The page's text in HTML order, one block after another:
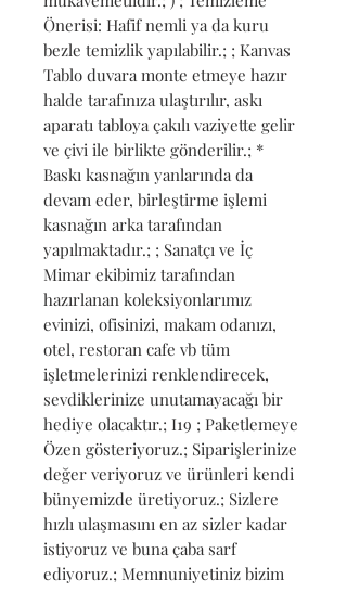
Önerisi: Hafif nemli ya da kuru
bezle temizlik yapılabilir.; ; Kanvas
Tablo duvara monte etmeye hazır
halde tarafınıza ulaştırılır, askı
aparatı tabloya çakılı vaziyette gelir
ve çivi ile birlikte gönderilir.; *
Baskı kasnağın yanlarında da
devam eder, birleştirme işlemi
kasnağın arka tarafından
yapılmaktadır.; ; Sanatçı ve İç
Mimar ekibimiz tarafından
hazırlanan koleksiyonlarımız
evinizi, ofisinizi, makam odanızı,
otel, restoran cafe vb tüm
işletmelerinizi renklendirecek,
sevdiklerinize unutamayacağı bir
hediye olacaktır.; I19 ; Paketlemeye
Özen gösteriyoruz.; Siparişlerinize
değer veriyoruz ve ürünleri kendi
bünyemizde üretiyoruz.; Sizlere
hızlı ulaşmasını en az sizler kadar
istiyoruz ve buna çaba sarf
ediyoruz.; Memnuniyetiniz bizim